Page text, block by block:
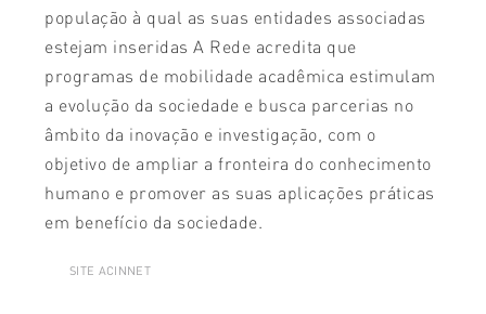
população à qual as suas entidades associadas
estejam inseridas A Rede acredita que
programas de mobilidade acadêmica estimulam
a evolução da sociedade e busca parcerias no
âmbito da inovação e investigação, com o
objetivo de ampliar a fronteira do conhecimento
humano e promover as suas aplicações práticas
em benefício da sociedade.
SITE ACINNET